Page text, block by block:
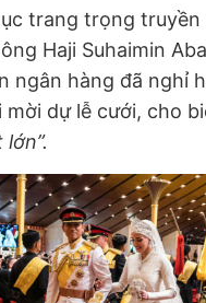
trang trọng truyền
Haji Suhaimin
ngân hàng đã nghỉ
mời dự lễ cưới, cho